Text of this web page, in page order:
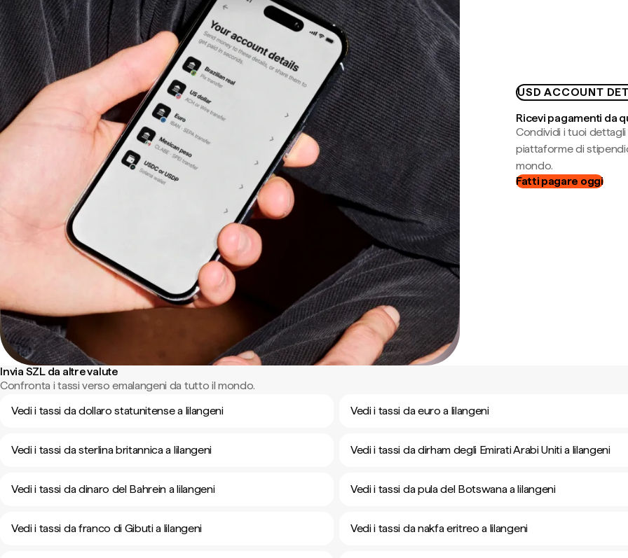
USD ACCOUNT
Ricevi pagamenti da
Condividi i tuoi dettagli
piattaforme di
mondo.
Fatti pagare oggi
Invia SZL da altre valute
Confronta i tassi verso emalangeni da tutto il mondo.
Vedi i tassi da dollaro statunitense a lilangeni
Vedi i tassi da euro a lilangeni
Vedi i tassi da sterlina britannica a lilangeni Vedi i tassi da dirham degli Emirati Arabi Uniti a lilangeni
Vedi i tassi da dinaro del Bahrein a lilangeni Vedi i tassi da pula del Botswana a lilangeni
Vedi i tassi da franco di Gibuti a lilangeni Vedi i tassi da nakfa eritreo a lilangeni